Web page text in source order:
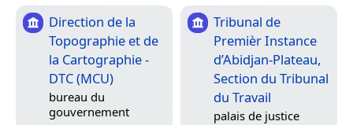
Direction de la
Topographie et de
la Cartographie -
DTC (MCU)
bureau du
gouvernement
Tribunal de
Premièr Instance
d’Abidjan-Plateau,
Section du Tribunal
du Travail
palais de justice